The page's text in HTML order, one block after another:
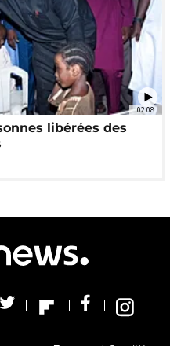
02:08
libérées des